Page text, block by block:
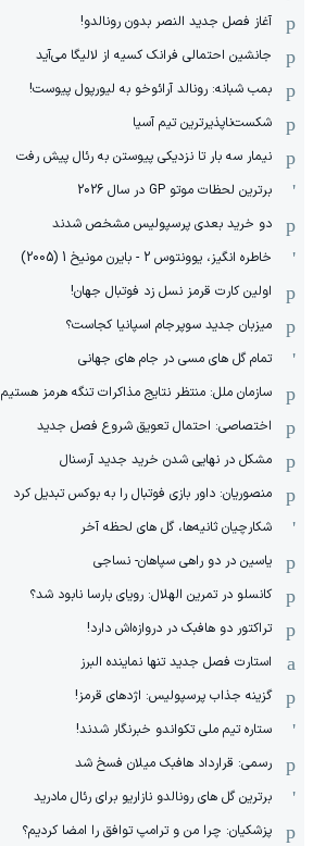
آغاز فصل جدید النصر بدون رونالدو!
جانشین احتمالی فرانک کسیه از لالیگا می‌آید
بمب شبانه: رونالد آرائوخو به لیورپول پیوست!
شکست‌ناپذیرترین تیم آسیا
نیمار سه بار تا نزدیکی پیوستن به رئال پیش رفت
برترین لحظات موتو GP در سال 2026
دو خرید بعدی پرسپولیس مشخص شدند
خاطره انگیز، یوونتوس 2 - بایرن مونیخ 1 (2005)
اولین کارت قرمز نسل زد فوتبال جهان!
میزبان جدید سوپرجام اسپانیا کجاست؟
تمام گل های مسی در جام های جهانی
سازمان ملل: منتظر نتایج مذاکرات تنگه هرمز هستیم
اختصاصی: احتمال تعویق شروع فصل جدید
مشکل در نهایی شدن خرید جدید آرسنال
منصوریان: داور بازی فوتبال را به بوکس تبدیل کرد
شکارچیان ثانیه‌ها، گل های لحظه آخر
یاسین در دو راهی سپاهان- نساجی
کانسلو در تمرین الهلال: رویای بارسا نابود شد؟
تراکتور دو هافبک در دروازه‌اش دارد!
استارت فصل جدید تنها نماینده البرز
گزینه جذاب پرسپولیس: اژدهای قرمز!
ستاره تیم ملی تکواندو خبرنگار شدند!
رسمی: قرارداد هافبک میلان فسخ شد
برترین گل های رونالدو نازاریو برای رئال مادرید
پزشکیان: چرا من و ترامپ توافق را امضا کردیم؟